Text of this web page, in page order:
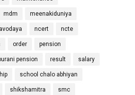
mdm meenakiduniya
ncert ncte
order pension
pension result salary
school chalo abhiyan
shikshamitra smc